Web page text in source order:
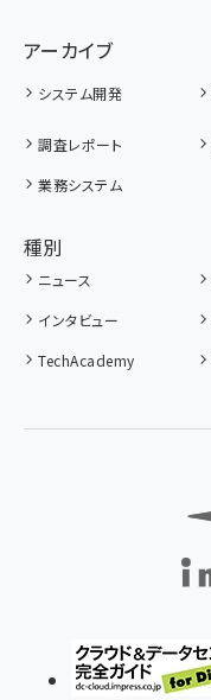
アーカイブ
システム開発
調査レポート
業務システム
種別
ニュース
インタビュー
TechAcademy